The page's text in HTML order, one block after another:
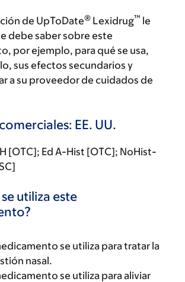
de UpToDate® Lexidrug™ le
debe saber sobre este
por ejemplo, para qué se usa,
sus efectos secundarios y
a su proveedor de cuidados de
EE. UU.
[OTC]; Ed A-Hist [OTC]; NoHist-
utiliza este
se utiliza para tratar la
nasal.
se utiliza para aliviar